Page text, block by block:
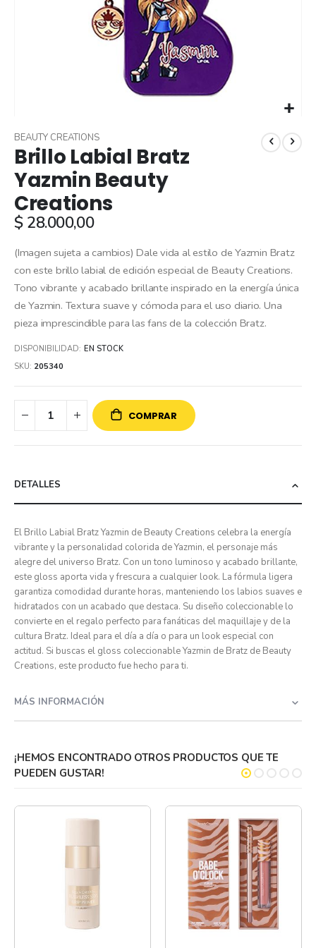
to
the
beginning
of
the
images
gallery
Brillo Labial Bratz
Yazmin Beauty
Creations
BEAUTY CREATIONS
$ 28.000,00
(Imagen sujeta a cambios) Dale vida al estilo de Yazmin Bratz
con este brillo labial de edición especial de Beauty Creations.
Tono vibrante y acabado brillante inspirado en la energía única
de Yazmin. Textura suave y cómoda para el uso diario. Una
pieza imprescindible para las fans de la colección Bratz.
DISPONIBILIDAD: EN STOCK
SKU 205340
COMPRAR
DETALLES
El Brillo Labial Bratz Yazmin de Beauty Creations celebra la energía
vibrante y la personalidad colorida de Yazmin, el personaje más
alegre del universo Bratz. Con un tono luminoso y acabado brillante,
este gloss aporta vida y frescura a cualquier look. La fórmula ligera
garantiza comodidad durante horas, manteniendo los labios suaves e
hidratados con un acabado que destaca. Su diseño coleccionable lo
convierte en el regalo perfecto para fanáticas del maquillaje y de la
cultura Bratz. Ideal para el día a día o para un look especial con
actitud. Si buscas el gloss coleccionable Yazmin de Bratz de Beauty
Creations, este producto fue hecho para ti.
MÁS INFORMACIÓN
¡HEMOS ENCONTRADO OTROS PRODUCTOS QUE TE
PUEDEN GUSTAR!